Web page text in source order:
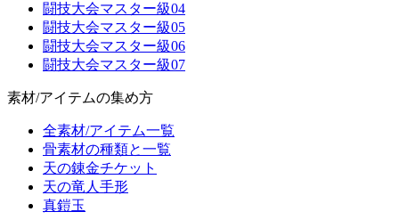
闘技大会マスター級04
闘技大会マスター級05
闘技大会マスター級06
闘技大会マスター級07
素材/アイテムの集め方
全素材/アイテム一覧
骨素材の種類と一覧
天の錬金チケット
天の竜人手形
真鎧玉